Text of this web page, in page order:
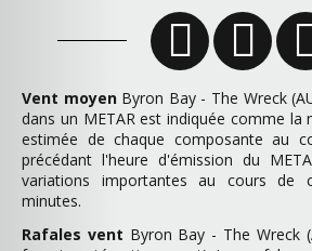
Vent moyenByron Bay - The Wreck
dans un METAR est indiquée comme la
estimée de chaque composante au
précédant l'heure d'émission du
variations importantes au cours de
minutes.
Rafales vent Byron Bay - The Wreck